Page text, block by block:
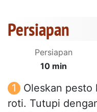
Persiapan
Persiapan
10 min
Oleskan pesto
roti. Tutupi